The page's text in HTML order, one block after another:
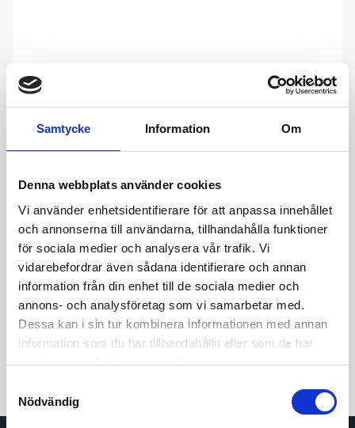
Samtycke Information Om
Denna webbplats använder cookies
Vi använder enhetsidentifierare för att anpassa innehållet
och annonserna till användarna, tillhandahålla funktioner
för sociala medier och analysera vår trafik. Vi
vidarebefordrar även sådana identifierare och annan
information från din enhet till de sociala medier och
annons- och analysföretag som vi samarbetar med.
Dessa kan i sin tur kombinera informationen med annan
information som du har tillhandahållit eller som de har
samlat in när du har använt deras tjänster.
Nödvändig
24h 7d 1m 3m 1y 5y
Trade